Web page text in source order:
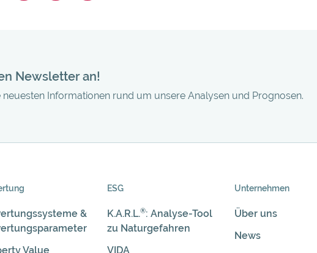
Newsletter an!
Informationen rund um unsere Analysen und Prognosen.
&
Value
ESG
K.A.R.L.®: Analyse-Tool
zu Naturgefahren
VIDA
Unternehmen
Über uns
News